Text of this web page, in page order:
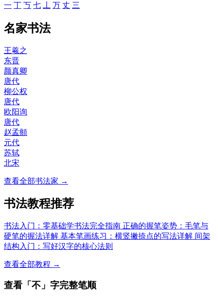
一 丁 丂 七 万 丈 三
名家书法
王羲之
东晋
颜真卿
唐代
柳公权
唐代
欧阳询
唐代
赵孟頫
元代
苏轼
北宋
查看全部书法家 →
书法教程推荐
书法入门：零基础学书法完全指南 正确的握笔姿势：毛笔与
硬笔的握法详解 基本笔画练习：横竖撇捺点的写法详解 间架
结构入门：写好汉字的核心法则
查看全部教程 →
查看「不」字完整笔顺